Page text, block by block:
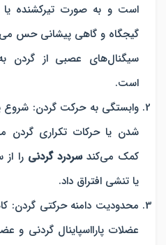
است و به صورت تیرکشنده
گیجگاه و گاهی پیشانی حس
سیگنال‌های عصبی از گردن
است.
وابستگی به حرکت گردن: شروع
شدن یا حرکات تکراری گردن
کمک می‌کندسردرد گردنی را
یا تنشی افتراق داد.
محدودیت دامنه حرکتی گردن:
عضلات پارااسپاینال گردنی و